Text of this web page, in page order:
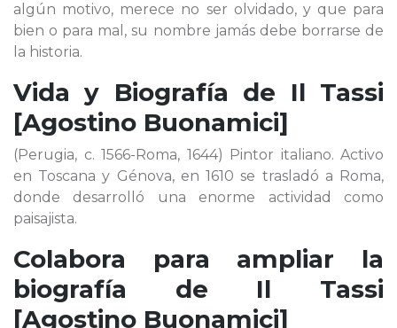
algún motivo, merece no ser olvidado, y que para
bien o para mal, su nombre jamás debe borrarse de
la historia.
Vida y Biografía de Il Tassi
[Agostino Buonamici]
(Perugia, c. 1566-Roma, 1644) Pintor italiano. Activo
en Toscana y Génova, en 1610 se trasladó a Roma,
donde desarrolló una enorme actividad como
paisajista.
Colabora para ampliar la
biografía de Il Tassi
[Agostino Buonamici]